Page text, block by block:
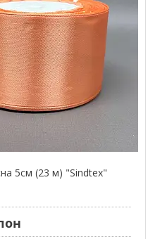
5см (23 м) "Sindtex"